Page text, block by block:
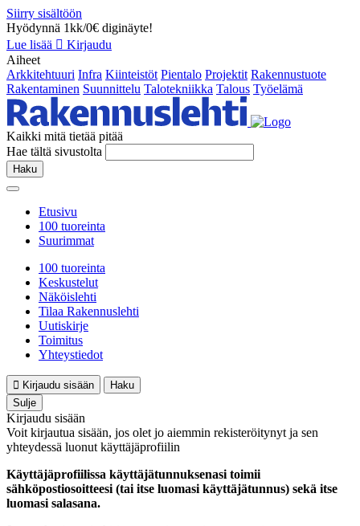
Siirry sisältöön
Hyödynnä 1kk/0€ diginäyte!
Lue lisää
Kirjaudu
Aiheet
Arkkitehtuuri Infra Kiinteistöt Pientalo Projektit Rakennustuote
Rakentaminen Suunnittelu Talotekniikka Talous Työelämä
Kaikki mitä tietää pitää
Hae tältä sivustolta
Haku
Etusivu
100 tuoreinta
Suurimmat
100 tuoreinta
Keskustelut
Näköislehti
Tilaa Rakennuslehti
Uutiskirje
Toimitus
Yhteystiedot
Kirjaudu sisään
Haku
Sulje
Kirjaudu sisään
Voit kirjautua sisään, jos olet jo aiemmin rekisteröitynyt ja sen
yhteydessä luonut käyttäjäprofiilin
Käyttäjäprofiilissa käyttäjätunnuksenasi toimii
sähköpostiosoitteesi (tai itse luomasi käyttäjätunnus) sekä itse
luomasi salasana.